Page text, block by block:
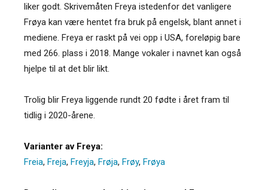
liker godt. Skrivemåten Freya istedenfor det vanligere
Frøya kan være hentet fra bruk på engelsk, blant annet i
mediene. Freya er raskt på vei opp i USA, foreløpig bare
med 266. plass i 2018. Mange vokaler i navnet kan også
hjelpe til at det blir likt.
Trolig blir Freya liggende rundt 20 fødte i året fram til
tidlig i 2020-årene.
Varianter av Freya:
Freia, Freja, Freyja, Frøja, Frøy, Frøya